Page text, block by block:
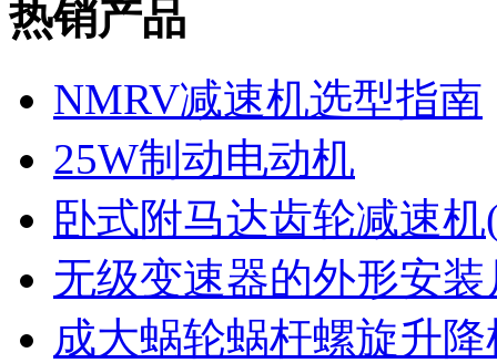
热销产品
NMRV减速机选型指南
25W制动电动机
卧式附马达齿轮减速机
无级变速器的外形安装
成大蜗轮蜗杆螺旋升降